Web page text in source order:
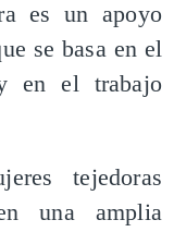
es un apoyo
se basa en el
en el trabajo
tejedoras
una amplia